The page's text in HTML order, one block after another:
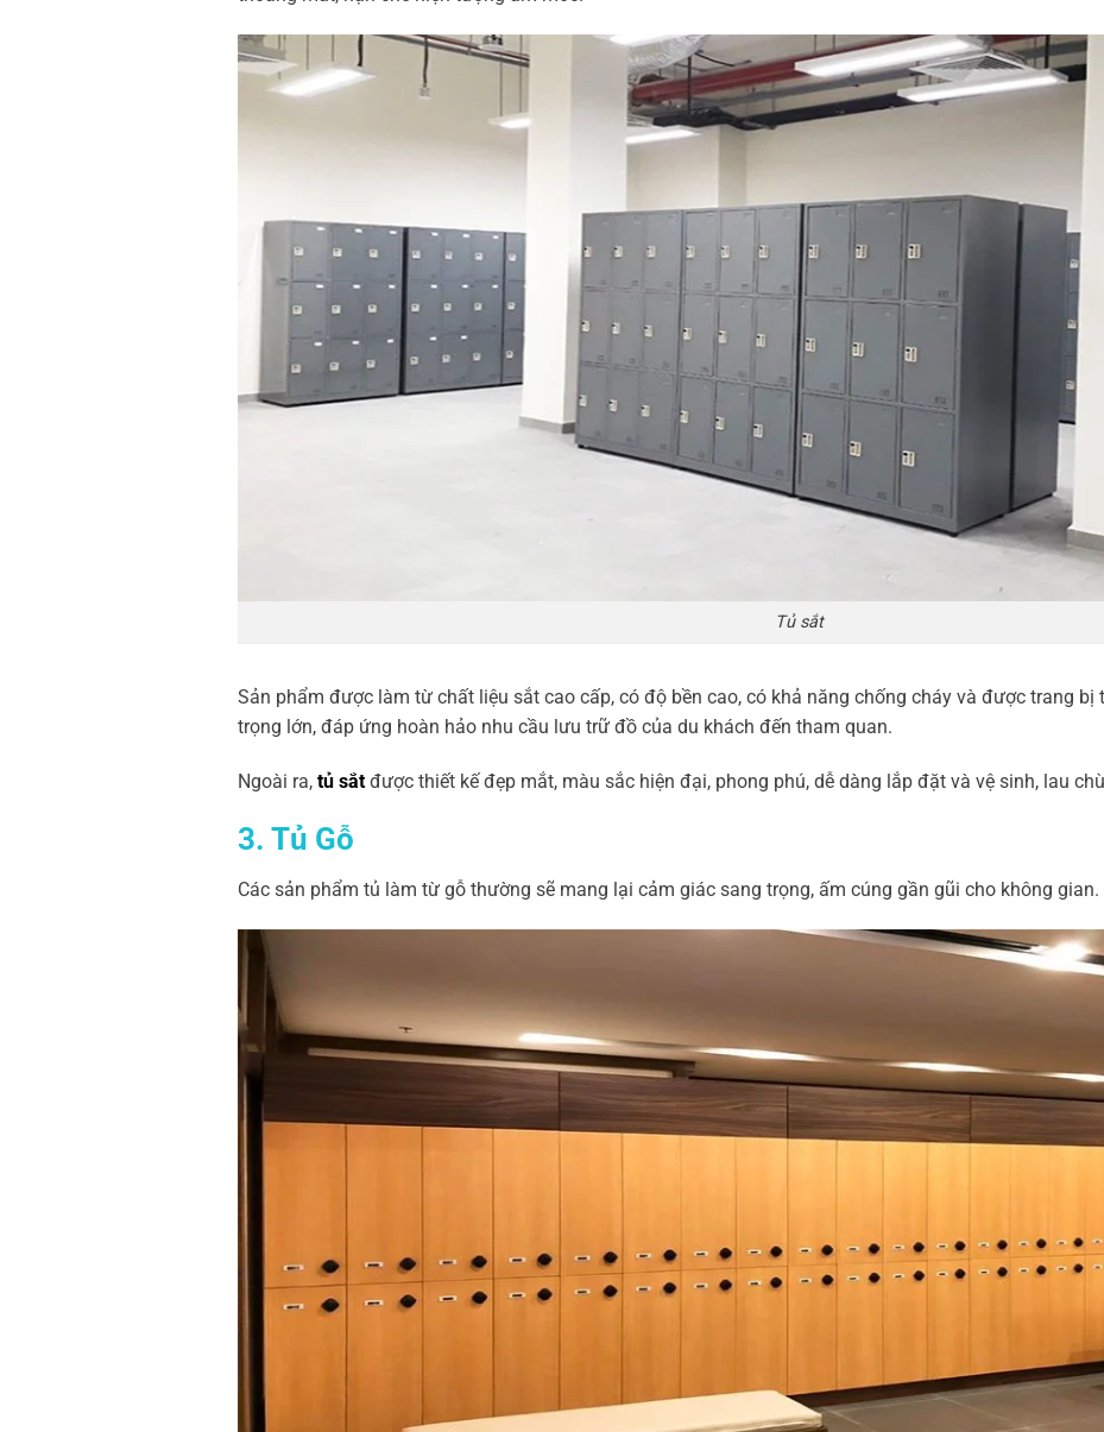
Tủ sắt
Sản phẩm được làm từ chất liệu sắt cao cấp, có độ bền cao, có khả năng chống cháy và được trang
trọng lớn, đáp ứng hoàn hảo nhu cầu lưu trữ đồ của du khách đến tham quan.
Ngoài ra, tủ sắtđược thiết kế đẹp mắt, màu sắc hiện đại, phong phú, dễ dàng lắp đặt và vệ sinh, lau
3. Tủ Gỗ
Các sản phẩm tủ làm từ gỗ thường sẽ mang lại cảm giác sang trọng, ấm cúng gần gũi cho không gian.